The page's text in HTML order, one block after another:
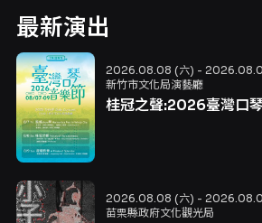
最新演出
2026.08.08 (六) -
新竹市文化局演藝廳
桂冠之聲:2026臺灣口
2026.08.08 (六) -
苗栗縣政府文化觀光局